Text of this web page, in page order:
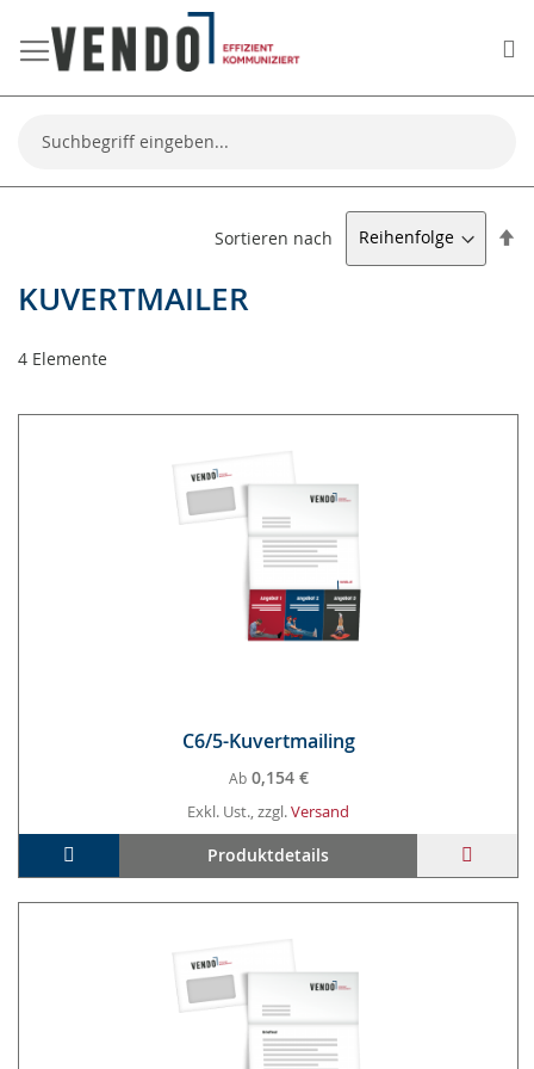
Suche
KUVERTMAILER
4 Elemente
Sortieren nach
C6/5-Ku­vert­mai­ling
Ab 0,154 €
Exkl. Ust., zzgl.Versand
Produktdetails